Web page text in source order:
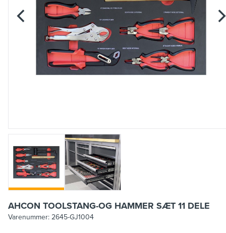
AHCON TOOLSTANG-OG HAMMER SÆT 11 DELE
Varenummer: 2645-GJ1004